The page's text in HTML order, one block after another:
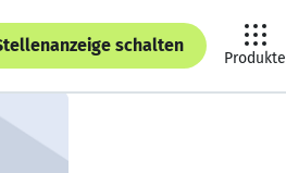
schalten
Produkte